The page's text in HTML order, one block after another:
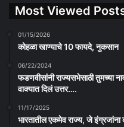
Most Viewed
01/15/2026
कोहळा खाण्याचे 10 फायदे, नुकसान
06/22/2024
फडणवीसांनी राज्यसभेसाठी तुमच्या
वाक्यात दिलं उत्तर….
11/17/2025
भारतातील एकमेव राज्य, जे